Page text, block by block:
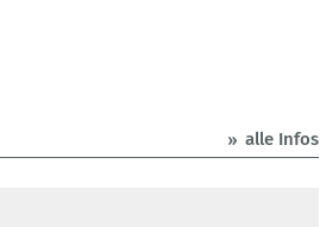
alle Infos